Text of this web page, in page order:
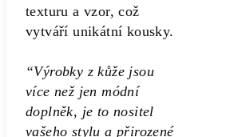
texturu a vzor, což
vytváří unikátní kousky.
“Výrobky z kůže jsou
více než jen módní
doplněk, je to nositel
vašeho stylu a přirozené